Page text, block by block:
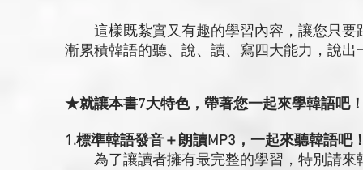
這樣既紮實又有趣的學習內容，讓您只要
漸累積韓語的聽、說、讀、寫四大能力，說出
★就讓本書7大特色，帶著您一起來學韓語吧
1.標準韓語發音＋朗讀MP3，一起來聽韓語吧
為了讓讀者擁有最完整的學習，特別請來